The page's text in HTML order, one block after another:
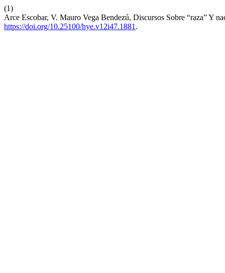
(1)
Arce Escobar, V. Mauro Vega Bendezú, Discursos Sobre “raza” Y
https://doi.org/10.25100/hye.v12i47.1881 .